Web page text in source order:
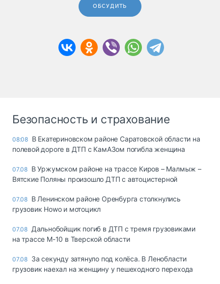
ОБСУДИТЬ
Безопасность и страхование
08:08 В Екатериновском районе Саратовской области на
полевой дороге в ДТП с КамАЗом погибла женщина
07.08 В Уржумском районе на трассе Киров – Малмыж –
Вятские Поляны произошло ДТП с автоцистерной
07.08 В Ленинском районе Оренбурга столкнулись
грузовик Howo и мотоцикл
07.08 Дальнобойщик погиб в ДТП с тремя грузовиками
на трассе М-10 в Тверской области
07.08 За секунду затянуло под колёса. В Ленобласти
грузовик наехал на женщину у пешеходного перехода